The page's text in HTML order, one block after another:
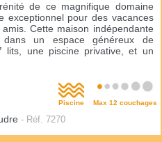
de ce magnifique domaine
exceptionnel pour des vacances
Cette maison indépendante
un espace généreux de
lits, une piscine privative, et un
Piscine Max 12 couchages
- Réf. 7270